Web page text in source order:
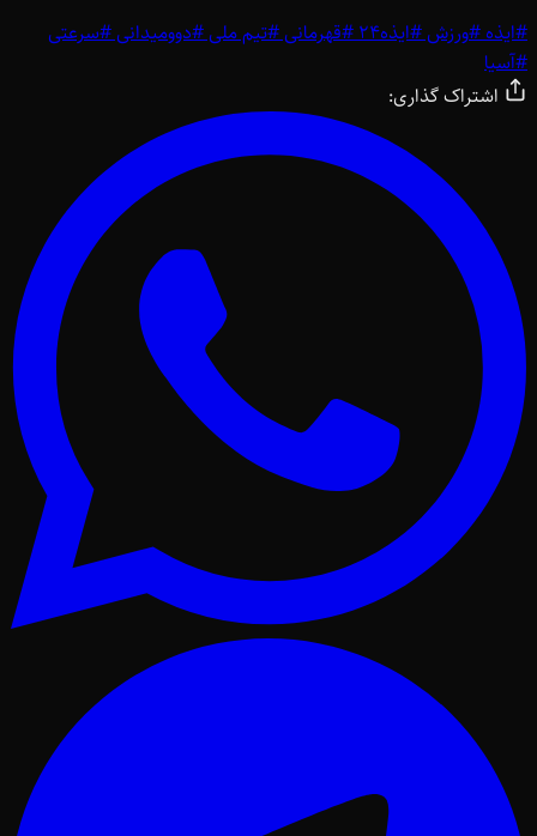
#ایذه#ورزش#ایذه24 #قهرمانی#تیم ملی#دوومیدانی#سرعتی
#آسیا
اشتراک گذاری: